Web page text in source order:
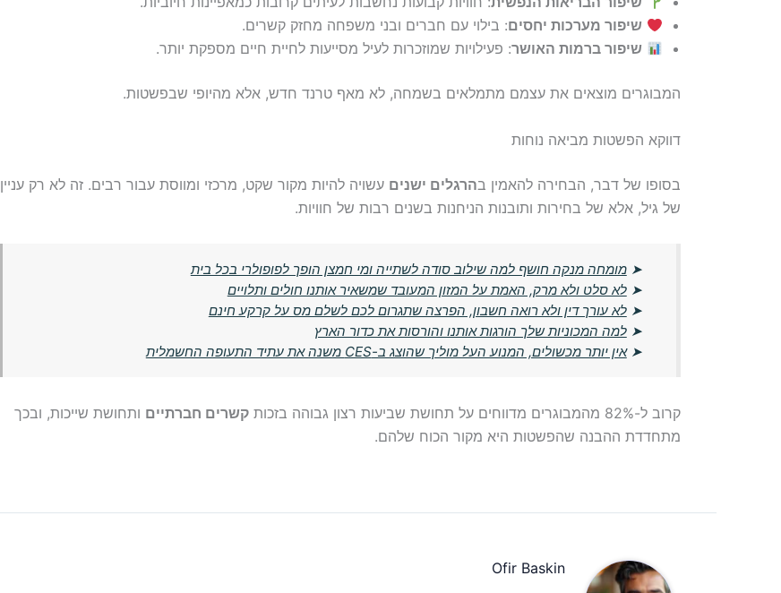
שיפור מערכות יחסים: בילוי עם חברים ובני משפחה מחזק קשרים.
שיפור ברמות האושר: פעילויות שמוזכרות לעיל מסייעות לחיית חיים מספקת יותר.
המבוגרים מוצאים את עצמם מתמלאים בשמחה, לא מאף טרנד חדש, אלא מהיופי שבפשטות.
דווקא הפשטות מביאה נוחות
בסופו של דבר, הבחירה להאמין בהרגלים ישנים עשויה להיות מקור שקט, מרכזי ומווסת עבור רבים. זה לא רק עניין
של גיל, אלא של בחירות ותובנות הניחנות בשנים רבות של חוויות.
➤מומחה מנקה חושף למה שילוב סודה לשתייה ומי חמצן הופך לפופולרי בכל בית
➤לא סלט ולא מרק, האמת על המזון המעובד שמשאיר אותנו חולים ותלויים
➤לא עורך דין ולא רואה חשבון, הפרצה שתגרום לכם לשלם מס על קרקע חינם
➤למה המכוניות שלך הורגות אותנו והורסות את כדור הארץ
➤אין יותר מכשולים, המנוע העל מוליך שהוצג ב-CES משנה את עתיד התעופה החשמלית
קרוב ל-82% מהמבוגרים מדווחים על תחושת שביעות רצון גבוהה בזכות קשרים חברתיים ותחושת שייכות, ובכך
מתחדדת ההבנה שהפשטות היא מקור הכוח שלהם.
Ofir Baskin